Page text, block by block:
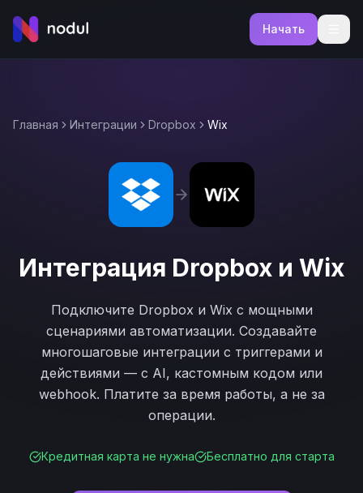
Начать
Главная Интеграции Dropbox Wix
Интеграция Dropbox и Wix
Подключите Dropboxи Wixс мощными
сценариями автоматизации. Создавайте
многошаговые интеграции с триггерами и
действиями — с AI, кастомным кодом или
webhook. Платите за время работы, а не за
операции.
Кредитная карта не нужна Бесплатно для старта